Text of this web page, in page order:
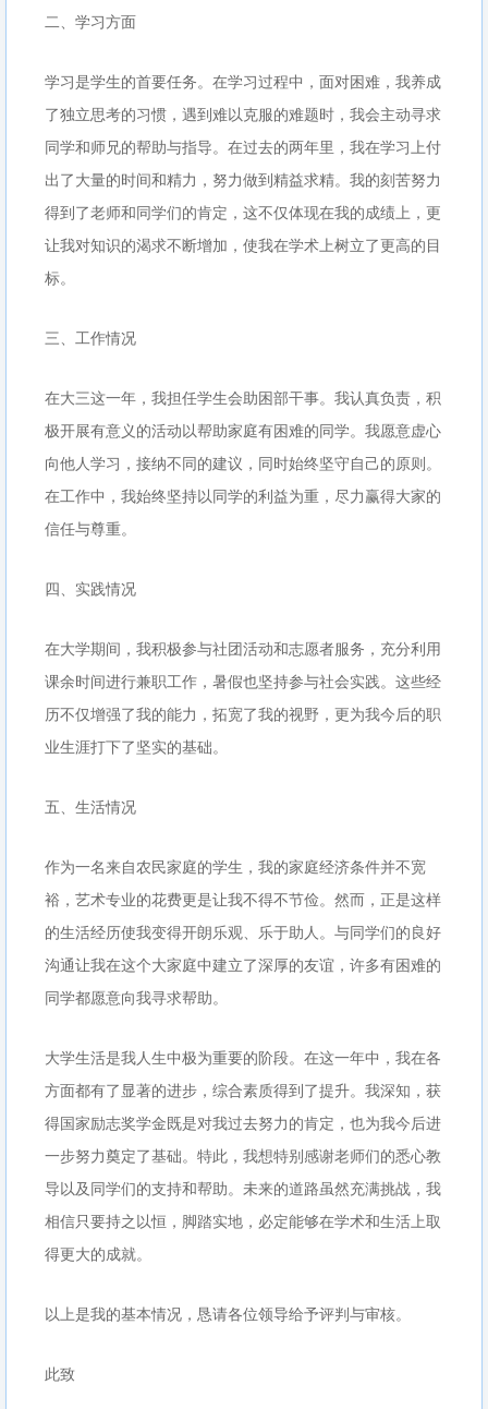
二、学习方面
学习是学生的首要任务。在学习过程中，面对困难，我养成
了独立思考的习惯，遇到难以克服的难题时，我会主动寻求
同学和师兄的帮助与指导。在过去的两年里，我在学习上付
出了大量的时间和精力，努力做到精益求精。我的刻苦努力
得到了老师和同学们的肯定，这不仅体现在我的成绩上，更
让我对知识的渴求不断增加，使我在学术上树立了更高的目
标。
三、工作情况
在大三这一年，我担任学生会助困部干事。我认真负责，积
极开展有意义的活动以帮助家庭有困难的同学。我愿意虚心
向他人学习，接纳不同的建议，同时始终坚守自己的原则。
在工作中，我始终坚持以同学的利益为重，尽力赢得大家的
信任与尊重。
四、实践情况
在大学期间，我积极参与社团活动和志愿者服务，充分利用
课余时间进行兼职工作，暑假也坚持参与社会实践。这些经
历不仅增强了我的能力，拓宽了我的视野，更为我今后的职
业生涯打下了坚实的基础。
五、生活情况
作为一名来自农民家庭的学生，我的家庭经济条件并不宽
裕，艺术专业的花费更是让我不得不节俭。然而，正是这样
的生活经历使我变得开朗乐观、乐于助人。与同学们的良好
沟通让我在这个大家庭中建立了深厚的友谊，许多有困难的
同学都愿意向我寻求帮助。
大学生活是我人生中极为重要的阶段。在这一年中，我在各
方面都有了显著的进步，综合素质得到了提升。我深知，获
得国家励志奖学金既是对我过去努力的肯定，也为我今后进
一步努力奠定了基础。特此，我想特别感谢老师们的悉心教
导以及同学们的支持和帮助。未来的道路虽然充满挑战，我
相信只要持之以恒，脚踏实地，必定能够在学术和生活上取
得更大的成就。
以上是我的基本情况，恳请各位领导给予评判与审核。
此致